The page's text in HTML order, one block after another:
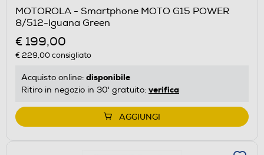
MOTOROLA - Smartphone MOTO G15 POWER
8/512-Iguana Green
€ 199,00
€ 229,00consigliato
Acquisto online: disponibile
Ritiro in negozio in 30' gratuito: verifica
AGGIUNGI